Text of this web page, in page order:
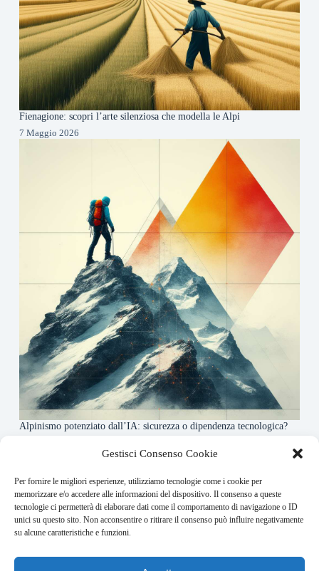
Gestisci Consenso Cookie
Per fornire le migliori esperienze, utilizziamo tecnologie come i cookie per
memorizzare e/o accedere alle informazioni del dispositivo. Il consenso a queste
tecnologie ci permetterà di elaborare dati come il comportamento di navigazione o ID
unici su questo sito. Non acconsentire o ritirare il consenso può influire negativamente
su alcune caratteristiche e funzioni.
Fienagione: scopri l’arte silenziosa che modella le Alpi
7 Maggio 2026
Alpinismo potenziato dall’IA: sicurezza o dipendenza tecnologica?
About this website
Rivistadellamontagna.it ogni giorno trova per te le principali
notizie su montagna trekking e alpinismo da tutto il mondo.
Address: